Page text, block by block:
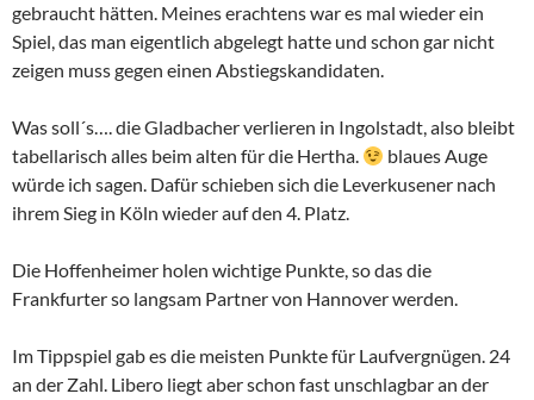
gebraucht hätten. Meines erachtens war es mal wieder ein
Spiel, das man eigentlich abgelegt hatte und schon gar nicht
zeigen muss gegen einen Abstiegskandidaten.
Was soll´s…. die Gladbacher verlieren in Ingolstadt, also bleibt
tabellarisch alles beim alten für die Hertha.
blaues Auge
würde ich sagen. Dafür schieben sich die Leverkusener nach
ihrem Sieg in Köln wieder auf den 4. Platz.
Die Hoffenheimer holen wichtige Punkte, so das die
Frankfurter so langsam Partner von Hannover werden.
Im Tippspiel gab es die meisten Punkte für Laufvergnügen. 24
an der Zahl. Libero liegt aber schon fast unschlagbar an der